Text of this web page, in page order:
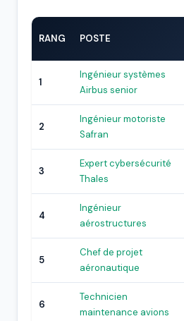
RANG POSTE
1
Ingénieur systèmes
Airbus senior
2
Ingénieur motoriste
Safran
3
Expert cybersécurité
Thales
4
Ingénieur
aérostructures
5
Chef de projet
aéronautique
6
Technicien
maintenance avions